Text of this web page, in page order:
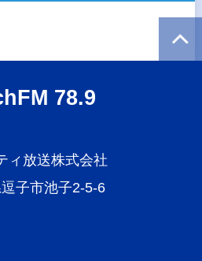
78.9
ィ放送株式会社
子市池子2-5-6